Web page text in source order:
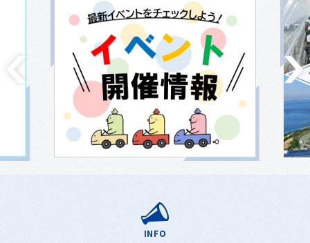
INFO